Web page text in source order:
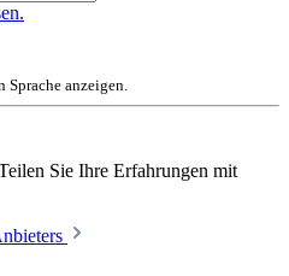
anzeigen.
Sie Ihre Erfahrungen mit